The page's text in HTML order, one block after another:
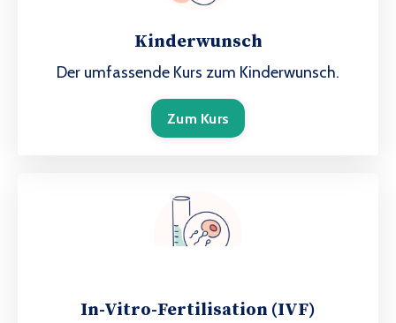
Kinderwunsch
Der umfassende Kurs zum Kinderwunsch.
Zum Kurs
In-​Vitro-Fertilisation (IVF)